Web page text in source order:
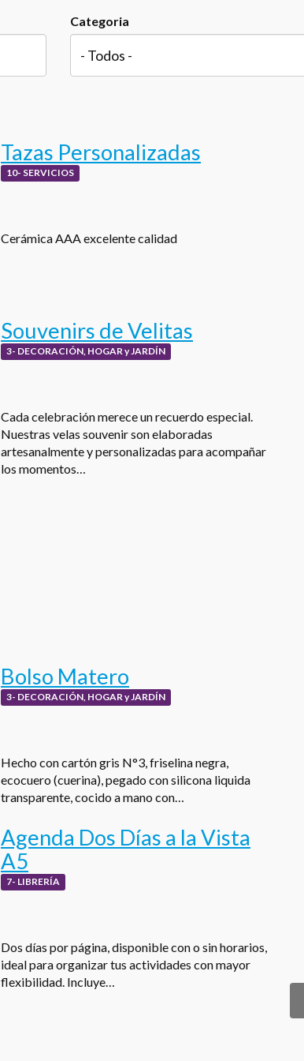
Categoria
Tazas Personalizadas
10- SERVICIOS
Cerámica AAA excelente calidad
Souvenirs de Velitas
3- DECORACIÓN, HOGAR y JARDÍN
Cada celebración merece un recuerdo especial.
Nuestras velas souvenir son elaboradas
artesanalmente y personalizadas para acompañar
los momentos…
Bolso Matero
3- DECORACIÓN, HOGAR y JARDÍN
Hecho con cartón gris N°3, friselina negra,
ecocuero (cuerina), pegado con silicona liquida
transparente, cocido a mano con…
Agenda Dos Días a la Vista
A5
7- LIBRERÍA
Dos días por página, disponible con o sin horarios,
ideal para organizar tus actividades con mayor
flexibilidad. Incluye…